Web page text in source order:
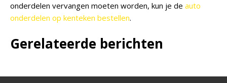
onderdelen vervangen moeten worden, kun je de auto
onderdelen op kenteken bestellen.
Gerelateerde berichten